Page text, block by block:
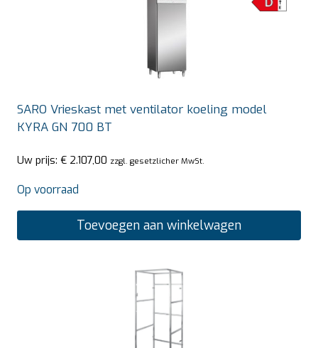
SARO Vrieskast met ventilator koeling model
KYRA GN 700 BT
Uw prijs: € 2.107,00 zzgl. gesetzlicher MwSt.
Op voorraad
Toevoegen aan winkelwagen